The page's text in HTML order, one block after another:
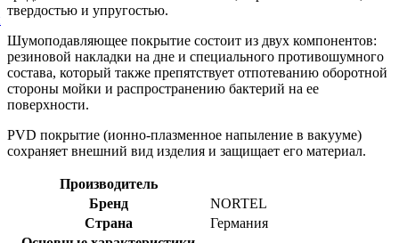
твердостью и упругостью.
Шумоподавляющее покрытие состоит из двух компонентов:
резиновой накладки на дне и специального противошумного
состава, который также препятствует отпотеванию оборотной
стороны мойки и распространению бактерий на ее
поверхности.
PVD покрытие (ионно-плазменное напыление в вакууме)
сохраняет внешний вид изделия и защищает его материал.
Производитель
Бренд
NORTEL
Страна
Германия